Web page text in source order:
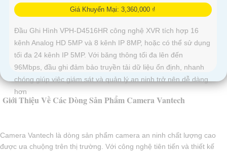
Giá Khuyến Mại: 3,360,000 ₫
Đầu Ghi Hình VPH-D4516HR công nghệ XVR tích hợp 16
kênh Analog HD 5MP và 8 kênh IP 8MP, hoặc có thể sử dụng
tối đa 24 kênh IP 5MP. Với băng thông tối đa lên đến
96Mbps, đầu ghi đảm bảo truyền tải dữ liệu ổn định, nhanh
chóng giúp việc giám sát và quản lý an ninh trở nên dễ dàng
hơn
Giới Thiệu Về Các Dòng Sản Phẩm Camera Vantech
Camera Vantech là dòng sản phẩm camera an ninh chất lượng cao
được ưa chuộng trên thị trường. Với công nghệ tiên tiến và thiết kế